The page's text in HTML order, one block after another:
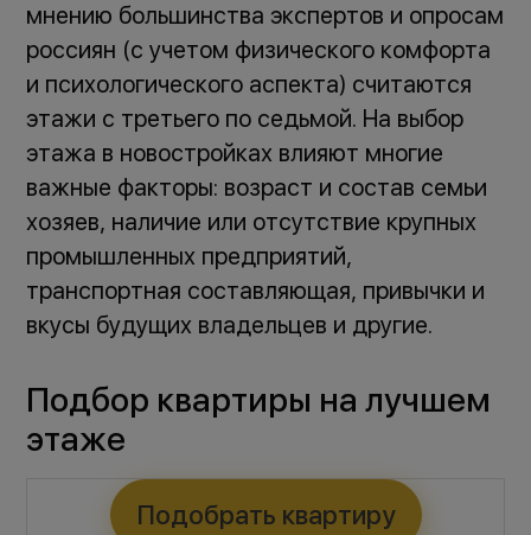
мнению большинства экспертов и опросам
россиян (с учетом физического комфорта
и психологического аспекта) считаются
этажи с третьего по седьмой. На выбор
этажа в новостройках влияют многие
важные факторы: возраст и состав семьи
хозяев, наличие или отсутствие крупных
промышленных предприятий,
транспортная составляющая, привычки и
вкусы будущих владельцев и другие.
Подбор квартиры на лучшем
этаже
Подобрать квартиру